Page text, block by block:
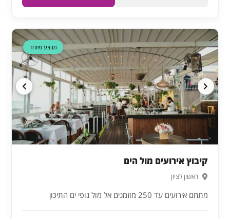
דקה 90
מבצע מיוחד
קיבוץ אירועים מול הים
ראשון לציון
מתחם אירועים עד 250 מוזמנים אל מול נופי ים התיכון